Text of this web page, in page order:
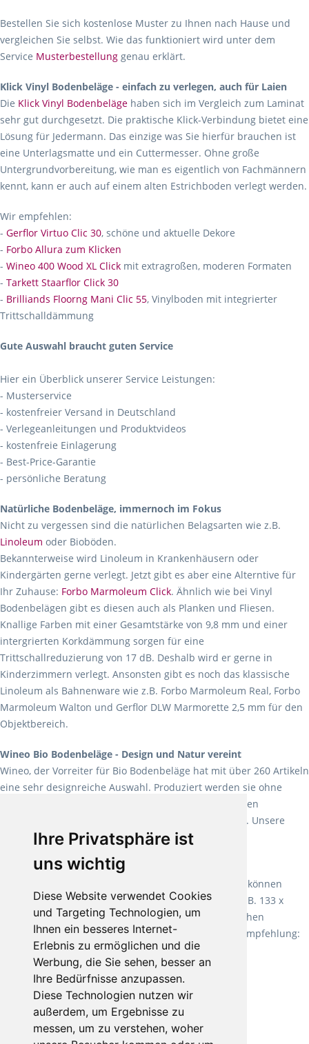
Ihre Privatsphäre ist
uns wichtig
Diese Website verwendet Cookies
und Targeting Technologien, um
Ihnen ein besseres Internet-
Erlebnis zu ermöglichen und die
Werbung, die Sie sehen, besser an
Ihre Bedürfnisse anzupassen.
Diese Technologien nutzen wir
außerdem, um Ergebnisse zu
messen, um zu verstehen, woher
Bestellen Sie sich kostenlose Muster zu Ihnen nach Hause und
vergleichen Sie selbst. Wie das funktioniert wird unter dem
Service Musterbestellung genau erklärt.
Klick Vinyl Bodenbeläge - einfach zu verlegen, auch für Laien
Die Klick Vinyl Bodenbeläge haben sich im Vergleich zum Laminat
sehr gut durchgesetzt. Die praktische Klick-Verbindung bietet eine
Lösung für Jedermann. Das einzige was Sie hierfür brauchen ist
eine Unterlagsmatte und ein Cuttermesser. Ohne große
Untergrundvorbereitung, wie man es eigentlich von Fachmännern
kennt, kann er auch auf einem alten Estrichboden verlegt werden.
Wir empfehlen:
- Gerflor Virtuo Clic 30, schöne und aktuelle Dekore
- Forbo Allura zum Klicken
- Wineo 400 Wood XL Click mit extragroßen, moderen Formaten
- Tarkett Staarflor Click 30
- Brilliands Floorng Mani Clic 55, Vinylboden mit integrierter
Trittschalldämmung
Gute Auswahl braucht guten Service
Hier ein Überblick unserer Service Leistungen:
- Musterservice
- kostenfreier Versand in Deutschland
- Verlegeanleitungen und Produktvideos
- kostenfreie Einlagerung
- Best-Price-Garantie
- persönliche Beratung
Natürliche Bodenbeläge, immernoch im Fokus
Nicht zu vergessen sind die natürlichen Belagsarten wie z.B.
Linoleum oder Bioböden.
Bekannterweise wird Linoleum in Krankenhäusern oder
Kindergärten gerne verlegt. Jetzt gibt es aber eine Alterntive für
Ihr Zuhause: Forbo Marmoleum Click. Ähnlich wie bei Vinyl
Bodenbelägen gibt es diesen auch als Planken und Fliesen.
Knallige Farben mit einer Gesamtstärke von 9,8 mm und einer
intergrierten Korkdämmung sorgen für eine
Trittschallreduzierung von 17 dB. Deshalb wird er gerne in
Kinderzimmern verlegt. Ansonsten gibt es noch das klassische
Linoleum als Bahnenware wie z.B. Forbo Marmoleum Real, Forbo
Marmoleum Walton und Gerflor DLW Marmorette 2,5 mm für den
Objektbereich.
Wineo Bio Bodenbeläge - Design und Natur vereint
Wineo, der Vorreiter für Bio Bodenbeläge hat mit über 260 Artikeln
eine sehr designreiche Auswahl. Produziert werden sie ohne
Weichmacher und Lösungsmittel. Mit allen verfügbaren
Verlegearten ist er für jegliche Bauvorhaben attraktiv. Unsere
Empfehlung:Wineo 1000 Multi Layer XXL.
Teppiche für ein angenehmes Laufgefühl
machen es schon lange vor. Sie können
Teppich in Ihrem gewünschten Sondermaß kaufen, z.B. 133 x
60cm. Vor allem in Schlafzimmern aufgrund der weichen
Oberfläche ein sehr beliebter Zusatzboden. Unsere Empfehlung:
Fletco Fluffy und Fletco Hermelin